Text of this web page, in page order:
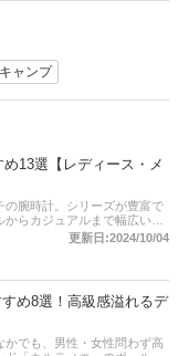
ャンプ
13選【レディース・メ
の腕時計。シリーズが豊富で
らカジュアルまで幅広いス
なっています。この記事で
ご紹介します。メンズ・レ
サイトの人気ランキングや
更新日:2024/10/04
め8選！高級感溢れるデ
でも、男性・女性問わず高